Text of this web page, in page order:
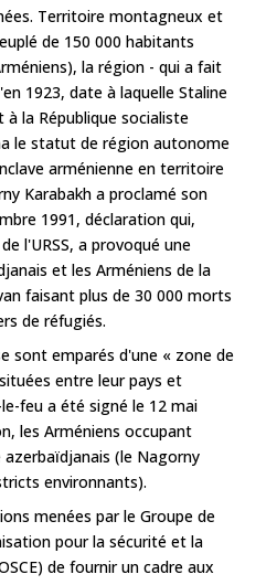
Territoire montagneux et
de 150 000 habitants
la région - qui a fait
1923, date à laquelle Staline
la République socialiste
le statut de région autonome
arménienne en territoire
Karabakh a proclamé son
1991, déclaration qui,
l'URSS, a provoqué une
et les Arméniens de la
faisant plus de 30 000 morts
de réfugiés.
sont emparés d'une « zone de
entre leur pays et
feu a été signé le 12 mai
les Arméniens occupant
(le Nagorny
environnants).
menées par le Groupe de
pour la sécurité et la
de fournir un cadre aux